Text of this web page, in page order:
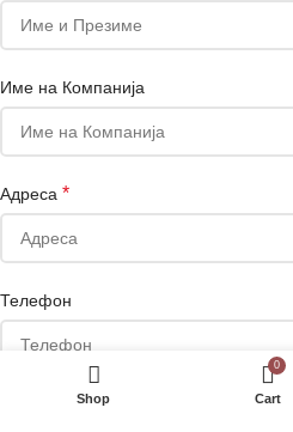
Име на Компанија
Адреса *
Телефон
Сакате да добивате маркетинг
Shop
0
Cart